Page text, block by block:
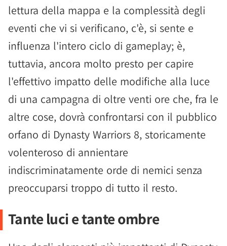
lettura della mappa e la complessità degli
eventi che vi si verificano, c'è, si sente e
influenza l'intero ciclo di gameplay; è,
tuttavia, ancora molto presto per capire
l'effettivo impatto delle modifiche alla luce
di una campagna di oltre venti ore che, fra le
altre cose, dovrà confrontarsi con il pubblico
orfano di Dynasty Warriors 8, storicamente
volenteroso di annientare
indiscriminatamente orde di nemici senza
preoccuparsi troppo di tutto il resto.
Tante luci e tante ombre